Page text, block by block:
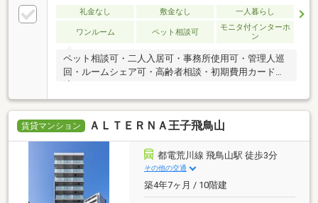
礼金なし 敷金なし 一人暮らし
ワンルーム ペット相談可
モニタ付インターホ
ン
ペット相談可・二人入居可・事務所使用可・管理人巡
回・ルームシェア可・高齢者相談・初期費用カード決
賃貸マンション ＡＬＴＥＲＮＡ王子飛鳥山
都電荒川線 飛鳥山駅 徒歩3分
その他の交通
築4年7ヶ月 / 10階建